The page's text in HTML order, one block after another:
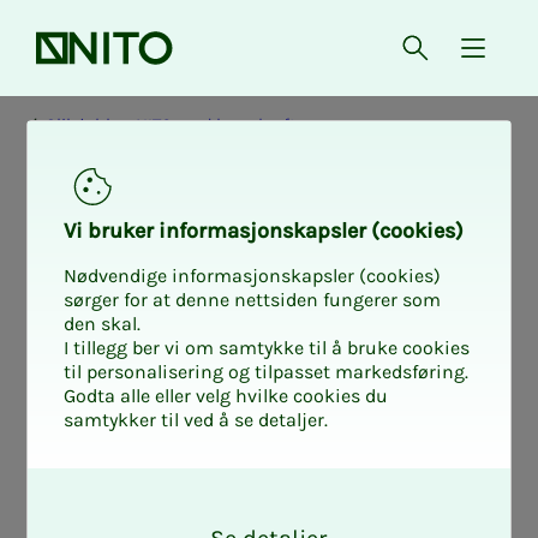
Forsiden Åpne søk
{
Slik jobber NITO med bærekraft
NITO og bære­­­
kraft­s­­må­­­le­­­ne
Bærekraftig utvikling handler om å ta
vare på behovene til mennesker som
Vi bru­­­ker in­­­for­­­ma­­­sjons­­­kaps­­­­­ler (cookies)
Nødvendige informasjonskapsler (cookies)
sørger for at denne nettsiden fungerer som
den skal.
I tillegg ber vi om samtykke til å bruke cookies
til personalisering og tilpasset markedsføring.
Godta alle eller velg hvilke cookies du
samtykker til ved å se detaljer.